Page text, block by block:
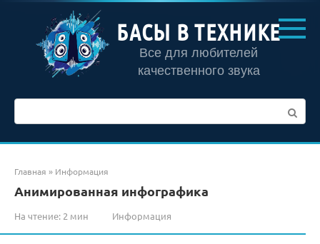
контенту
БАСЫ В ТЕХНИКЕ
Все для любителей
качественного звука
Главная » Информация
Анимированная инфографика
На чтение: 2 мин Информация